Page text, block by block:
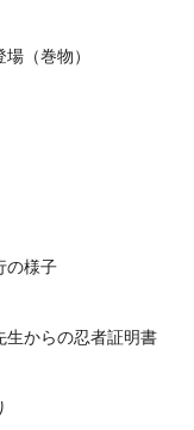
（巻物）
の様子
生からの忍者証明書